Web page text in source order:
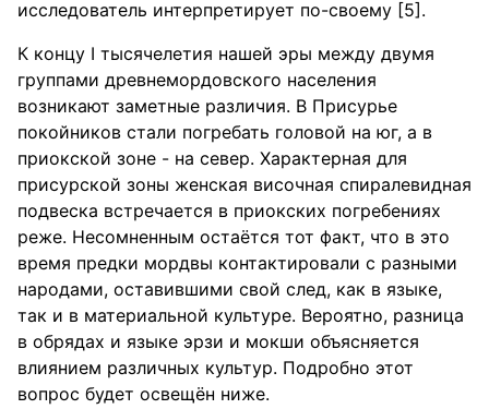
исследователь интерпретирует по-своему [5].
К концу I тысячелетия нашей эры между двумя
группами древнемордовского населения
возникают заметные различия. В Присурье
покойников стали погребать головой на юг, а в
приокской зоне - на север. Характерная для
присурской зоны женская височная спиралевидная
подвеска встречается в приокских погребениях
реже. Несомненным остаётся тот факт, что в это
время предки мордвы контактировали с разными
народами, оставившими свой след, как в языке,
так и в материальной культуре. Вероятно, разница
в обрядах и языке эрзи и мокши объясняется
влиянием различных культур. Подробно этот
вопрос будет освещён ниже.